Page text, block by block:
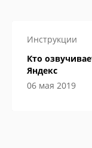
Инструкции
Кто
Яндекс
06 мая 2019